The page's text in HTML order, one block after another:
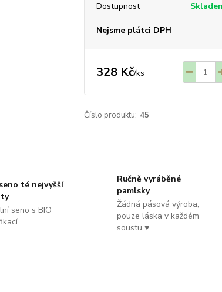
Dostupnost
Nejsme plátci DPH
328 Kč/ks
Číslo produktu: 45
té nejvyšší
seno s BIO
Ručně vyráběné
pamlsky
Žádná pásová výroba,
pouze láska v každém
soustu ♥